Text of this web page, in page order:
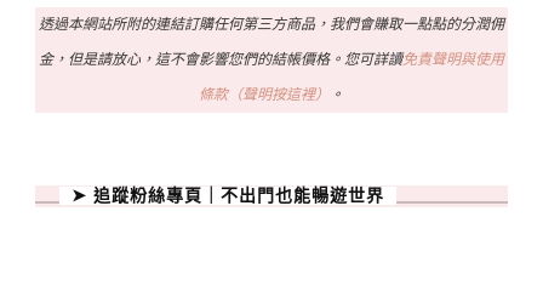
透過本網站所附的連結訂購任何第三方商品，我們會賺取一點點的分潤佣
金，但是請放心，這不會影響您們的結帳價格。您可詳讀免責聲明與使用
條款（聲明按這裡） 。
➤ 追蹤粉絲專頁｜不出門也能暢遊世界